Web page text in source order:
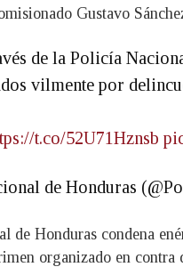
Gustavo
de la Policía
vilmente por
t.co/52U71Hznsb
de Honduras
de Honduras condena
organizado en